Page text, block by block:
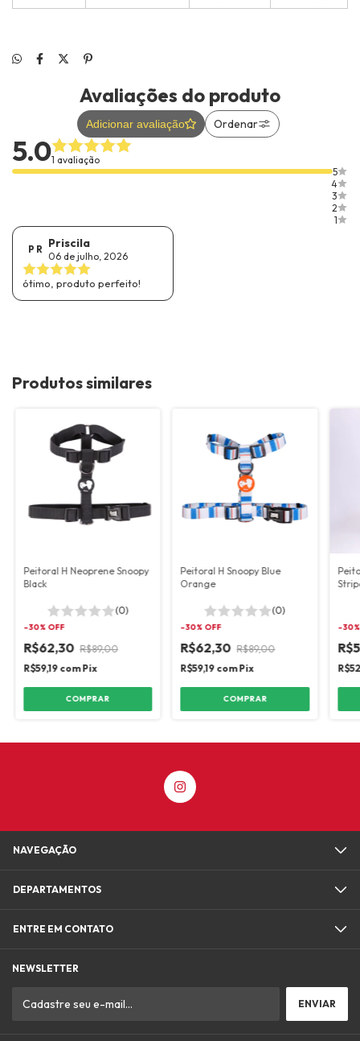
Avaliações do produto
Adicionar avaliação Ordenar
5.01 avaliação
5
4
3
2
1
P R Priscila
06 de julho, 2026
ótimo, produto perfeito!
Produtos similares
Peitoral H Neoprene Snoopy
Black
(0)
-30% OFF
R$62,30 R$89,00
R$59,19 com Pix
COMPRAR
Peitoral H Snoopy Blue
Orange
(0)
-30% OFF
R$62,30 R$89,00
R$59,19 comPix
COMPRAR
-30
NAVEGAÇÃO
DEPARTAMENTOS
ENTRE EM CONTATO
NEWSLETTER